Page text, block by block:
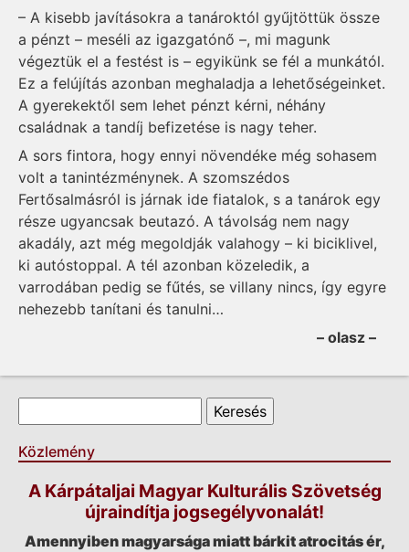
– A kisebb javításokra a tanároktól gyűjtöttük össze
a pénzt – meséli az igazgatónő –, mi magunk
végeztük el a festést is – egyikünk se fél a munkától.
Ez a felújítás azonban meghaladja a lehetőségeinket.
A gyerekektől sem lehet pénzt kérni, néhány
családnak a tandíj befizetése is nagy teher.
A sors fintora, hogy ennyi növendéke még sohasem
volt a tanintézménynek. A szomszédos
Fertősalmásról is járnak ide fiatalok, s a tanárok egy
része ugyancsak beutazó. A távolság nem nagy
akadály, azt még megoldják valahogy – ki biciklivel,
ki autóstoppal. A tél azonban közeledik, a
varrodában pedig se fűtés, se villany nincs, így egyre
nehezebb tanítani és tanulni…
– olasz –
Keresés űrlap
Keresés
Közlemény
A Kárpátaljai Magyar Kulturális Szövetség
újraindítja jogsegélyvonalát!
Amennyiben magyarsága miatt bárkit atrocitás ér,